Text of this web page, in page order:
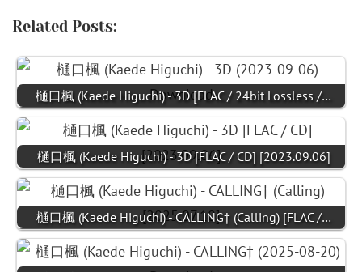
Related Posts:
樋口楓 (Kaede Higuchi) - 3D [FLAC / 24bit Lossless /…
樋口楓 (Kaede Higuchi) - 3D [FLAC / CD] [2023.09.06]
樋口楓 (Kaede Higuchi) - CALLING† (Calling) [FLAC /…